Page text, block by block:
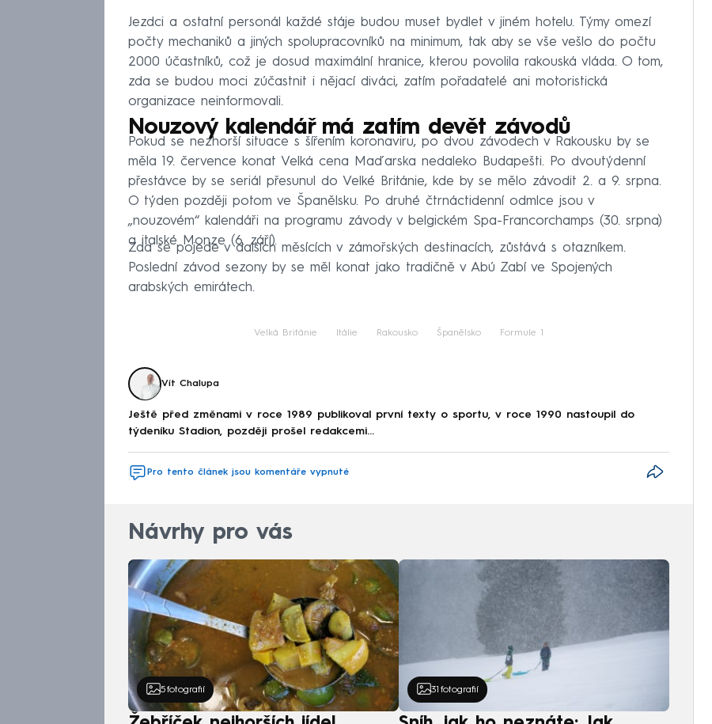
Jezdci a ostatní personál každé stáje budou muset bydlet v jiném hotelu. Týmy omezí
počty mechaniků a jiných spolupracovníků na minimum, tak aby se vše vešlo do počtu
2000 účastníků, což je dosud maximální hranice, kterou povolila rakouská vláda. O tom,
zda se budou moci zúčastnit i nějací diváci, zatím pořadatelé ani motoristická
organizace neinformovali.
Nouzový kalendář má zatím devět závodů
Pokud se nezhorší situace s šířením koronaviru, po dvou závodech v Rakousku by se
měla 19. července konat Velká cena Maďarska nedaleko Budapešti. Po dvoutýdenní
přestávce by se seriál přesunul do Velké Británie, kde by se mělo závodit 2. a 9. srpna.
O týden později potom ve Španělsku. Po druhé čtrnáctidenní odmlce jsou v
„nouzovém“ kalendáři na programu závody v belgickém Spa-Francorchamps (30. srpna)
a italské Monze (6. září).
Zda se pojede v dalších měsících v zámořských destinacích, zůstává s otazníkem.
Poslední závod sezony by se měl konat jako tradičně v Abú Zabí ve Spojených
arabských emirátech.
Velká Británie Itálie Rakousko Španělsko Formule 1
Vít Chalupa
Ještě před změnami v roce 1989 publikoval první texty o sportu, v roce 1990 nastoupil do
týdeníku Stadion, později prošel redakcemi...
Pro tento článek jsou komentáře vypnuté
Návrhy pro vás
5 fotografií 31 fotografií